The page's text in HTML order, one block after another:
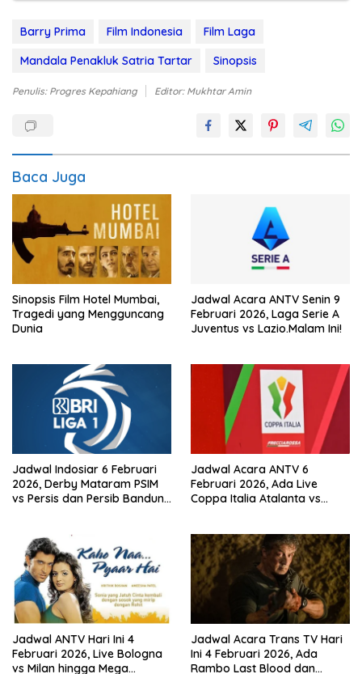
Barry Prima Film Indonesia
Film Laga
Mandala Penakluk Satria Tartar
Sinopsis
Penulis: Progres Kepahiang Editor: Mukhtar Amin
Baca Juga
Sinopsis Film Hotel Mumbai,
Tragedi yang Mengguncang
Dunia
Jadwal Acara ANTV Senin 9
Februari 2026, Laga Serie A
Juventus vs Lazio.Malam Ini!
Jadwal Indosiar 6 Februari
2026, Derby Mataram PSIM
vs Persis dan Persib Bandung
Jadwal Acara ANTV 6
Februari 2026, Ada Live
Coppa Italia Atalanta vs
Tumhaara’
Jadwal ANTV Hari Ini 4
Februari 2026, Live Bologna
vs Milan hingga Mega
Jadwal Acara Trans TV Hari
Ini 4 Februari 2026, Ada
Rambo Last Blood dan